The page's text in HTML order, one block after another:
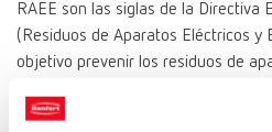
RAEE son las siglas de la Directiva
(Residuos de Aparatos Eléctricos y
objetivo prevenir los residuos de
otras formas de valorización.